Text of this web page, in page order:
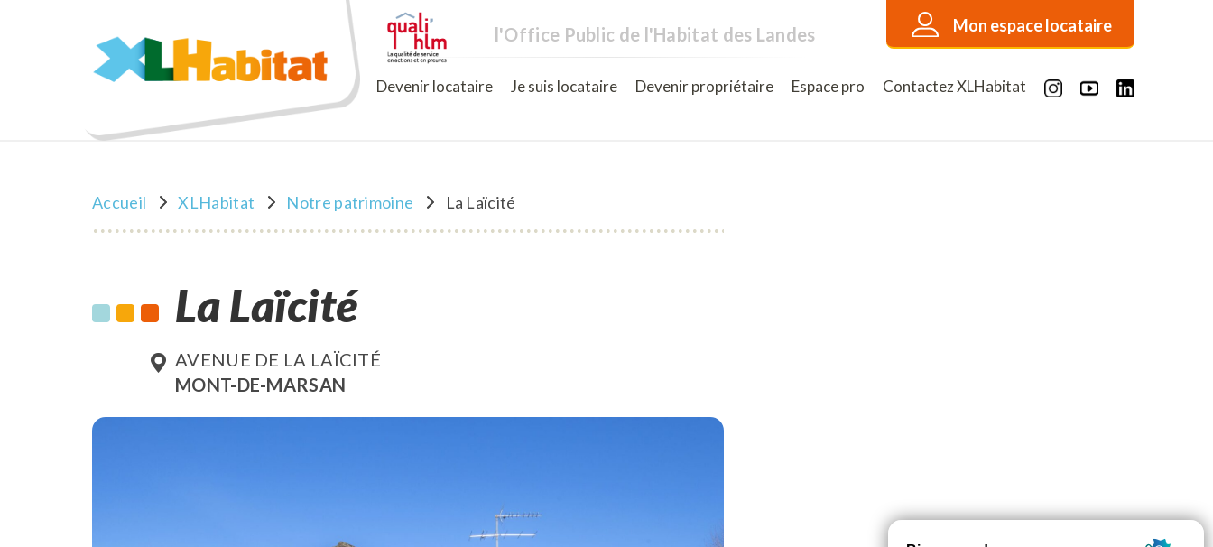
l'Office Public de l'Habitat des Landes Mon espace locataire
XLHabitat Devenir locataire Je suis locataire Devenir propriétaire Espace pro Contactez XLHabitat
Accueil XLHabitat Notre patrimoine La Laïcité
La Laïcité
AVENUE DE LA LAÏCITÉ
MONT-DE-MARSAN